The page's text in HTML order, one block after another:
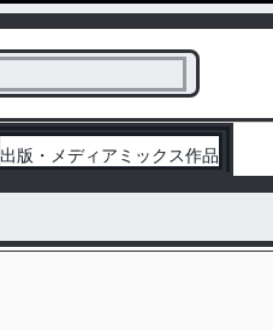
出版・メディアミックス作品